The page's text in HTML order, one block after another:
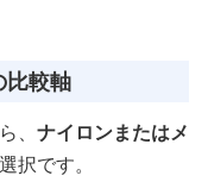
比較軸
、 ナイロンまたはメ
択です。